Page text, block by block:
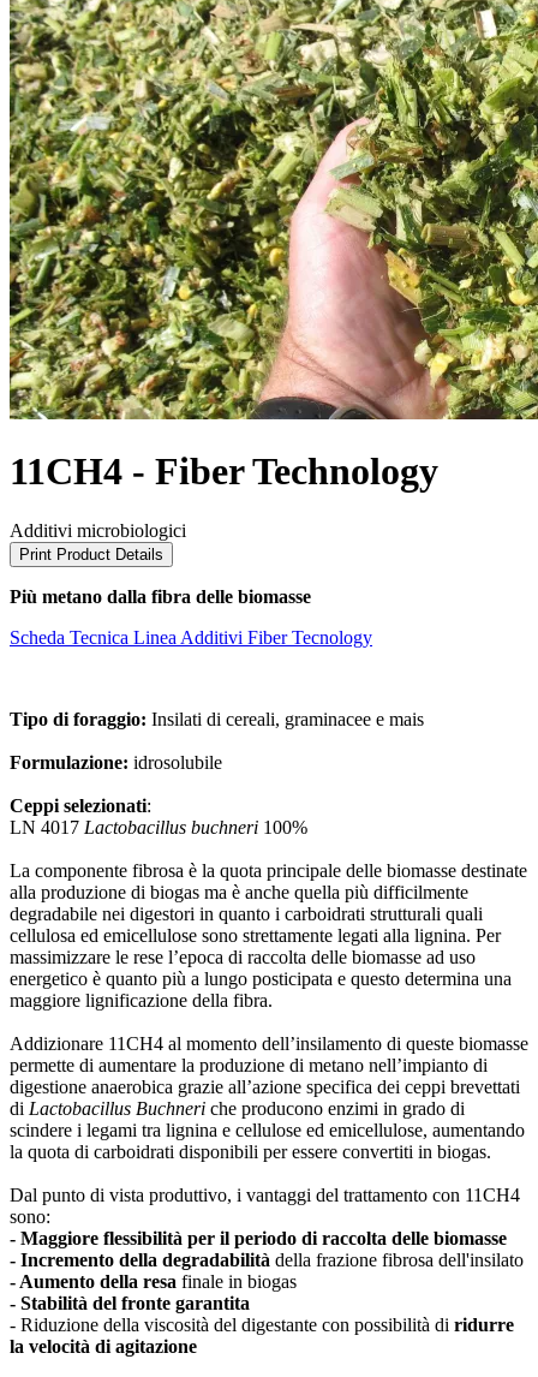
11CH4 - Fiber Technology
Additivi microbiologici
Print Product Details
Più metano dalla fibra delle biomasse
Scheda Tecnica Linea Additivi Fiber Tecnology
Tipo di foraggio: Insilati di cereali, graminacee e mais
Formulazione: idrosolubile
Ceppi selezionati:
LN 4017 Lactobacillus buchneri 100%
La componente fibrosa è la quota principale delle biomasse destinate
alla produzione di biogas ma è anche quella più difficilmente
degradabile nei digestori in quanto i carboidrati strutturali quali
cellulosa ed emicellulose sono strettamente legati alla lignina. Per
massimizzare le rese l’epoca di raccolta delle biomasse ad uso
energetico è quanto più a lungo posticipata e questo determina una
maggiore lignificazione della fibra.
Addizionare 11CH4 al momento dell’insilamento di queste biomasse
permette di aumentare la produzione di metano nell’impianto di
digestione anaerobica grazie all’azione specifica dei ceppi brevettati
di Lactobacillus Buchneri che producono enzimi in grado di
scindere i legami tra lignina e cellulose ed emicellulose, aumentando
la quota di carboidrati disponibili per essere convertiti in biogas.
Dal punto di vista produttivo, i vantaggi del trattamento con 11CH4
sono:
- Maggiore flessibilità per il periodo di raccolta delle biomasse
- Incremento della degradabilità della frazione fibrosa dell'insilato
- Aumento della resa finale in biogas
- Stabilità del fronte garantita
- Riduzione della viscosità del digestante con possibilità di ridurre
la velocità di agitazione